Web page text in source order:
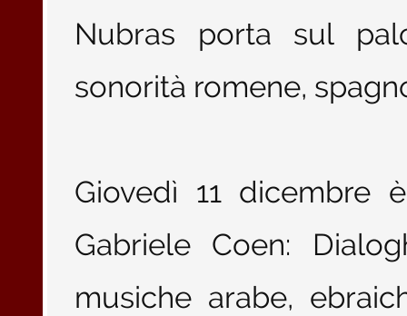
Nubras porta sul
sonorità romene,
Giovedì 11 dicembre
Gabriele Coen:
musiche arabe,